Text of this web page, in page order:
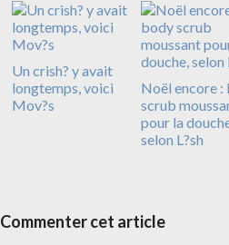
Un crish? y avait
longtemps, voici
Mov?s
Noël encore :
scrub
pour la
selon L?sh
Commenter cet article